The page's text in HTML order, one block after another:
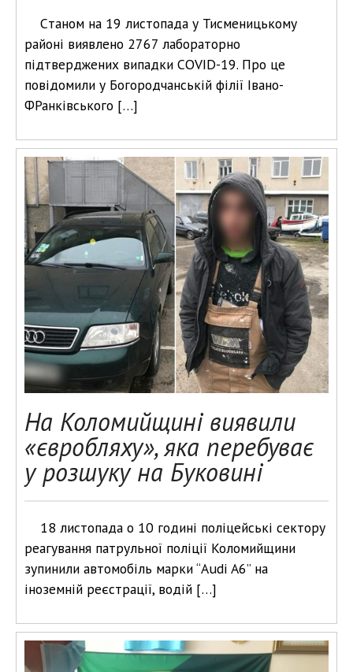
Cтаном на 19 листопада у Тисменицькому
районі виявлено 2767 лабораторно
підтверджених випадки COVID-19. Про це
повідомили у Богородчанській філії Івано-
ФРанківського […]
На Коломийщині виявили
«євробляху», яка перебуває
у розшуку на Буковині
18 листопада о 10 годині поліцейські сектору
реагування патрульної поліції Коломийщини
зупинили автомобіль марки “Audi A6” на
іноземній реєстрації, водій […]